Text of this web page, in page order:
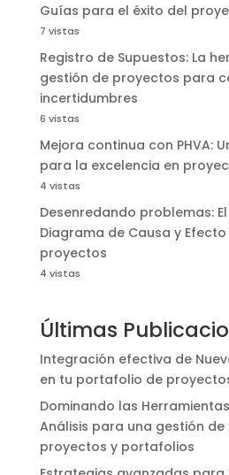
Guías para el éxito del
7 vistas
Registro de Supuestos: La
gestión de proyectos para
incertidumbres
6 vistas
Mejora continua con PHVA:
para la excelencia en
4 vistas
Desenredando problemas:
Diagrama de Causa y
proyectos
4 vistas
Últimas
Integración efectiva de
en tu portafolio de
Dominando las
Análisis para una gestión de
proyectos y portafolios